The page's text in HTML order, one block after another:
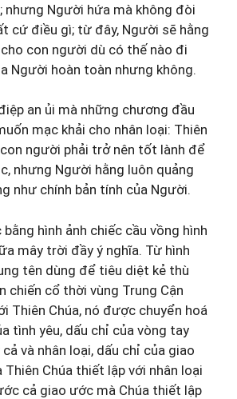
Người hứa mà không đòi
cứ điều gì; từ đây, Người sẽ hằng
con người dù có thế nào đi
Người hoàn toàn nhưng không.
an ủi mà những chương đầu
mạc khải cho nhân loại: Thiên
người phải trở nên tốt lành để
nhưng Người hằng luôn quảng
như chính bản tính của Người.
hình ảnh chiếc cầu vồng hình
mây trời đầy ý nghĩa. Từ hình
tên dùng để tiêu diệt kẻ thù
chiến cổ thời vùng Trung Cận
Thiên Chúa, nó được chuyển hoá
tình yêu, dấu chỉ của vòng tay
và nhân loại, dấu chỉ của giao
Chúa thiết lập với nhân loại
cả giao ước mà Chúa thiết lập